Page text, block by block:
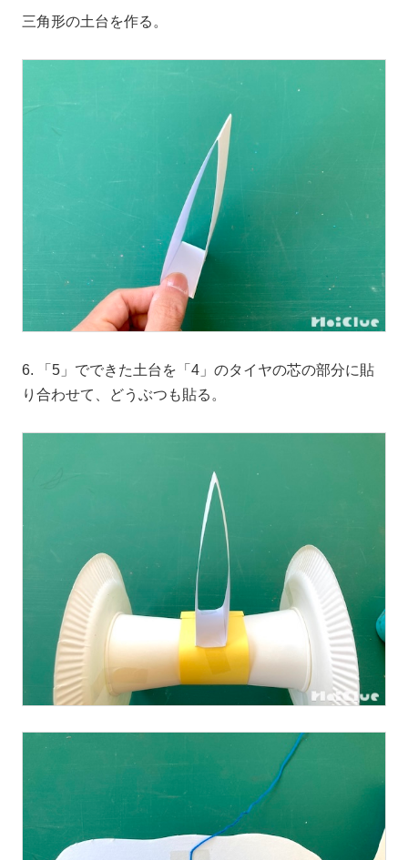
三角形の土台を作る。
6. 「5」でできた土台を「4」のタイヤの芯の部分に貼
り合わせて、どうぶつも貼る。